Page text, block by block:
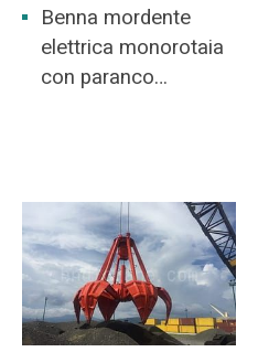
Benna mordente
elettrica monorotaia
con paranco
carbone, magazzino,
centrale
termoelettrica.
Smaltimento rifiuti,
generazione di
energia biologica,